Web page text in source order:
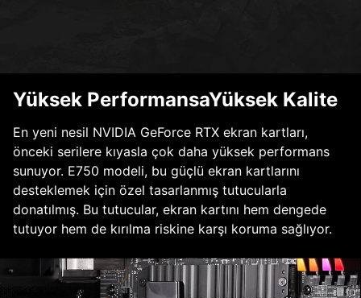
Yüksek PerformansaYüksek Kalite
En yeni nesil NVIDIA GeForce RTX ekran kartları,
önceki serilere kıyasla çok daha yüksek performans
sunuyor. E750 modeli, bu güçlü ekran kartlarını
desteklemek için özel tasarlanmış tutucularla
donatılmış. Bu tutucular, ekran kartını hem dengede
tutuyor hem de kırılma riskine karşı koruma sağlıyor.